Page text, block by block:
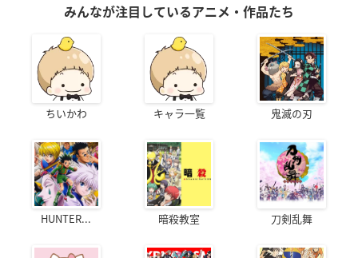
みんなが注目しているアニメ・作品たち
ちいかわ キャラ一覧 鬼滅の刃
HUNTER... 暗殺教室 刀剣乱舞